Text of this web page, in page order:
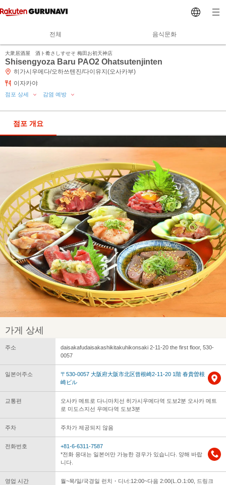
전체 음식문화
大衆居酒屋 酒ト肴さしすせそ 梅田お初天神店
Shisengyoza Baru PAO2 Ohatsutenjinten
히가시우메다/오하쓰텐진/다이유지(오사카부)
이자카야
점포 상세 감염 예방
점포 개요
가게 상세
주소
daisakafudaisakashikitakuhikonsaki 2-11-20 the first floor, 530-
0057
일본어주소
〒530-0057 大阪府大阪市北区曾根崎2-11-20 1階 春貴曽根
崎ビル
교통편
오사카 메트로 다니마치선 히가시우메다역 도보2분 오사카 메트
로 미도스지선 우메다역 도보3분
주차 주차가 제공되지 않음
전화번호
+81-6-6311-7587
*전화 응대는 일본어만 가능한 경우가 있습니다. 양해 바랍
니다.
영업 시간
월~목/일/국경일 런치・디너:12:00~다음 2:00(L.O.1:00, 드링크